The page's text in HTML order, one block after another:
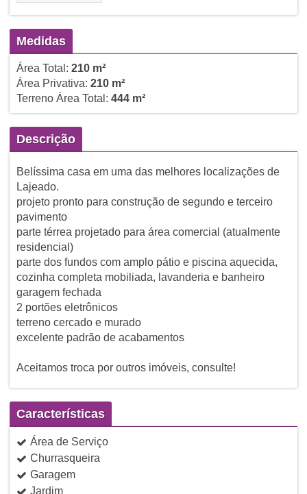
Medidas
Área Total: 210 m²
Área Privativa: 210 m²
Terreno Área Total: 444 m²
Descrição
Belíssima casa em uma das melhores localizações de
Lajeado.
projeto pronto para construção de segundo e terceiro
pavimento
parte térrea projetado para área comercial (atualmente
residencial)
parte dos fundos com amplo pátio e piscina aquecida,
cozinha completa mobiliada, lavanderia e banheiro
garagem fechada
2 portões eletrônicos
terreno cercado e murado
excelente padrão de acabamentos
Aceitamos troca por outros imóveis, consulte!
Características
Área de Serviço
Churrasqueira
Garagem
Jardim